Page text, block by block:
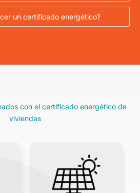
un certificado energético?
con el certificado energético de
viviendas